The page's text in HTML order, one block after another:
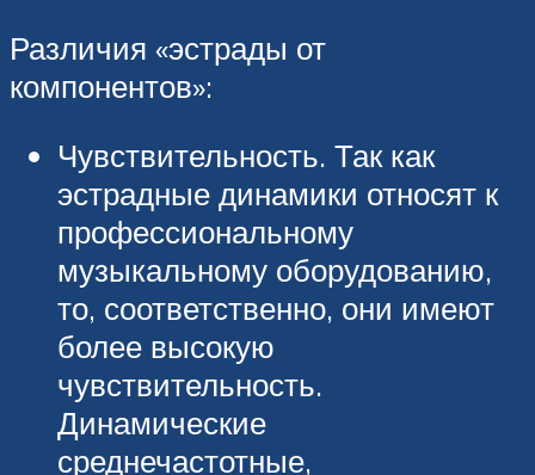
Различия «эстрады от
компонентов»:
Чувствительность. Так как
эстрадные динамики относят к
профессиональному
музыкальному оборудованию,
то, соответственно, они имеют
более высокую
чувствительность.
Динамические
среднечастотные,